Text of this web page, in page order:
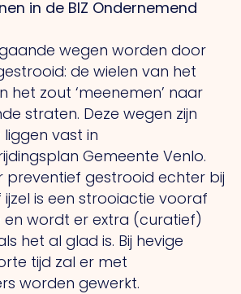
in de BIZ Ondernemend
wegen worden door
de wielen van het
het zout ‘meenemen’ naar
straten. Deze wegen zijn
vast in
Gemeente Venlo.
preventief gestrooid echter bij
is een strooiactie vooraf
en wordt er extra (curatief)
het al glad is. Bij hevige
tijd zal er met
worden gewerkt.